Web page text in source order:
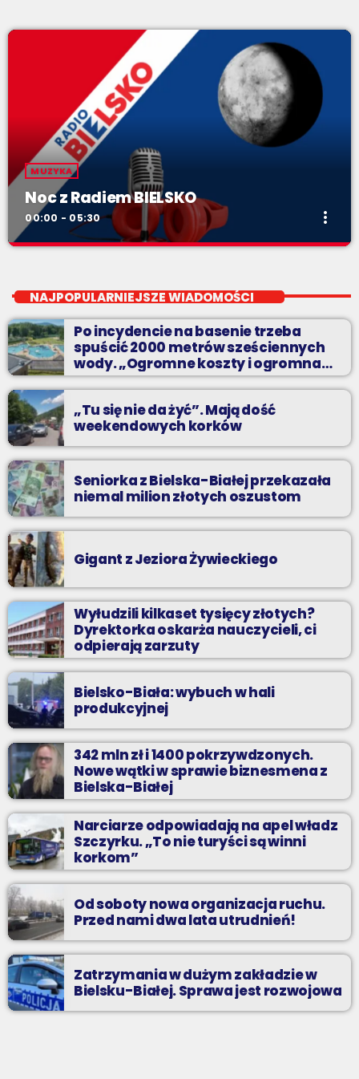
MUZYKA
Noc z Radiem BIELSKO
00:00 - 05:30 more_vert
Nocą, kiedy wszyscy śpią - my gramy dalej. I to właśnie nocą
można "upolować" na naszej antenie prawdziwe muzyczne
perełki.
NAJPOPULARNIEJSZE WIADOMOŚCI
Po incydencie na basenie trzeba
spuścić 2000 metrów sześciennych
wody. „Ogromne koszty i ogromna
praca”
„Tu się nie da żyć”. Mają dość
weekendowych korków
Seniorka z Bielska-Białej przekazała
niemal milion złotych oszustom
Gigant z Jeziora Żywieckiego
Wyłudzili kilkaset tysięcy złotych?
Dyrektorka oskarża nauczycieli, ci
odpierają zarzuty
Bielsko-Biała: wybuch w hali
produkcyjnej
342 mln zł i 1400 pokrzywdzonych.
Nowe wątki w sprawie biznesmena z
Bielska-Białej
Narciarze odpowiadają na apel władz
Szczyrku. „To nie turyści są winni
korkom”
Od soboty nowa organizacja ruchu.
Przed nami dwa lata utrudnień!
Zatrzymania w dużym zakładzie w
Bielsku-Białej. Sprawa jest rozwojowa